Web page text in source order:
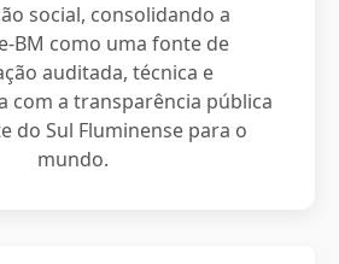
social, consolidando a
BM como uma fonte de
auditada, técnica e
com a transparência pública
do Sul Fluminense para o
mundo.